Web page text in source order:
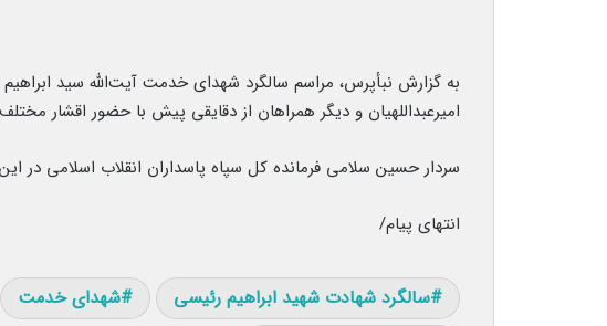
به گزارش نبأپرس، مراسم سالگرد شهدای خدمت آیت‌الله سید
امیرعبداللهیان و دیگر همراهان از دقایقی پیش با حضور اقشار
سردار حسین سلامی فرمانده کل سپاه پاسداران انقلاب اسلامی در
انتهای پیام/
سالگرد شهادت شهید ابراهیم رئیسی شهدای خدمت